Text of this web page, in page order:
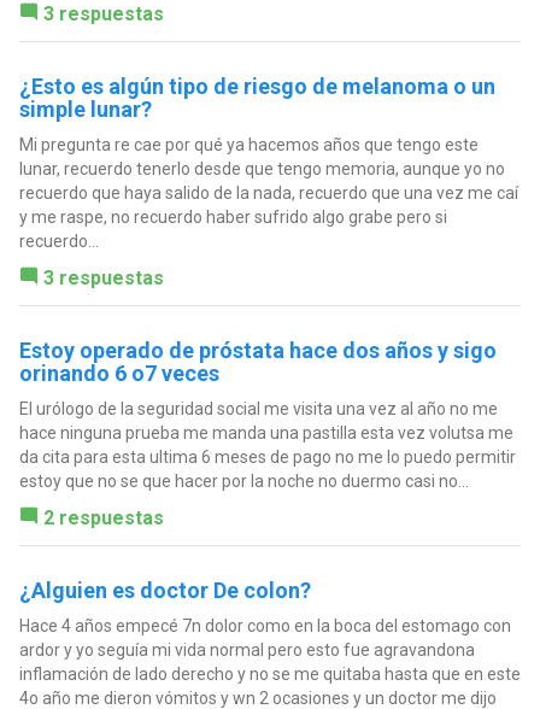
3 respuestas
¿Esto es algún tipo de riesgo de melanoma o un
simple lunar?
Mi pregunta re cae por qué ya hacemos años que tengo este
lunar, recuerdo tenerlo desde que tengo memoria, aunque yo no
recuerdo que haya salido de la nada, recuerdo que una vez me caí
y me raspe, no recuerdo haber sufrido algo grabe pero si
recuerdo...
3 respuestas
Estoy operado de próstata hace dos años y sigo
orinando 6 o7 veces
El urólogo de la seguridad social me visita una vez al año no me
hace ninguna prueba me manda una pastilla esta vez volutsa me
da cita para esta ultima 6 meses de pago no me lo puedo permitir
estoy que no se que hacer por la noche no duermo casi no...
2 respuestas
¿Alguien es doctor De colon?
Hace 4 años empecé 7n dolor como en la boca del estomago con
ardor y yo seguía mi vida normal pero esto fue agravandona
inflamación de lado derecho y no se me quitaba hasta que en este
4o año me dieron vómitos y wn 2 ocasiones y un doctor me dijo